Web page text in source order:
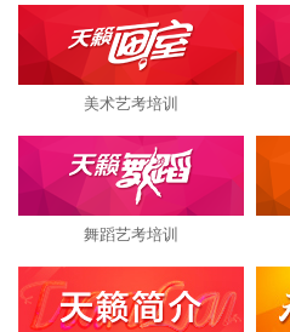
美术艺考培训
舞蹈艺考培训